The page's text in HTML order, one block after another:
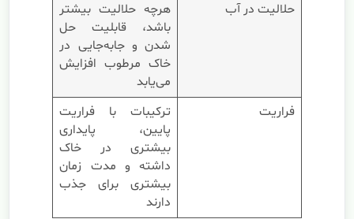
حلالیت در آب
هرچه حلالیت بیشتر
باشد، قابلیت حل
شدن و جابه‌جایی در
خاک مرطوب افزایش
می‌یابد
فراریت
ترکیبات با فراریت
پایین، پایداری
بیشتری در خاک
داشته و مدت زمان
بیشتری برای جذب
دارند